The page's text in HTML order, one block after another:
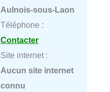
Aulnois-sous-Laon
Téléphone :
Contacter
Site internet :
Aucun site internet
connu